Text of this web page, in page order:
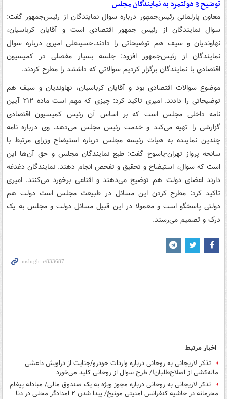
توضیح 3 دولتمرد به نمایندگان مجلس
معاون پارلمانی رئیس‌جمهور درباره سوال نمایندگان از رئیس‌جمهور گفت:
سوال نمایندگان از رئیس جمهور اقتصادی است و آقایان کرباسیان،
نهاوندیان ‌و سیف هم توضیحاتی را دادند.حسینعلی امیری درباره سوال
نمایندگان از رئیس‌جمهور افزود: جلسه بسیار مفصلی در کمیسیون
اقتصادی با نمایندگان برگزار کردیم سوالاتی که داشتند را مطرح کردند.
موضوع سوالات اقتصادی بود و آقایان کرباسیان، نهاوندیان و سیف هم
توضیحاتی را دادند. امیری تاکید کرد: چیزی که مهم است ماده ۲۱۲ آیین
نامه داخلی مجلس است که بر اساس آن رئیس کمیسیون اقتصادی
گزارشی را تهیه می‌کند و خدمت رئیس مجلس می‌دهد. وی درباره نامه
چندین نماینده به هیات رئیسه مجلس درباره استیضاح وزرای مرتبط با
سانحه پرواز تهران-یاسوج گفت: طبع نمایندگان مجلس و حق آن‌ها این
است که سوال، استیضاح و تحقیق و تفحص انجام دهند. نمایندگان دغدغه
دارند اعضای دولت هم توضیح می‌دهند و اقناعی برخورد می‌کنند. امیری
تاکید کرد: مطرح کردن این مسائل در طبیعت مجلس است دولت هم
دولتی پاسخگو است و معمولا در این قبیل مسائل دولت و مجلس به یک
درک و تصمیم می‌رسند.
اخبار مرتبط
تذکر لاریجانی به روحانی درباره واردات خودرو/جنایت از دراویش داعشی
ماله‌کشی از اصلاح‌طلبان!/ طرح سوال از روحانی کلید می‌خورد
تذکر لاریجانی به روحانی درباره مجوز ویژه به یک صندوق مالی/ مبادله پیغام
محرمانه در حاشیه کنفرانس امنیتی مونیخ/ پیدا شدن ۲ امدادگر محلی در دنا